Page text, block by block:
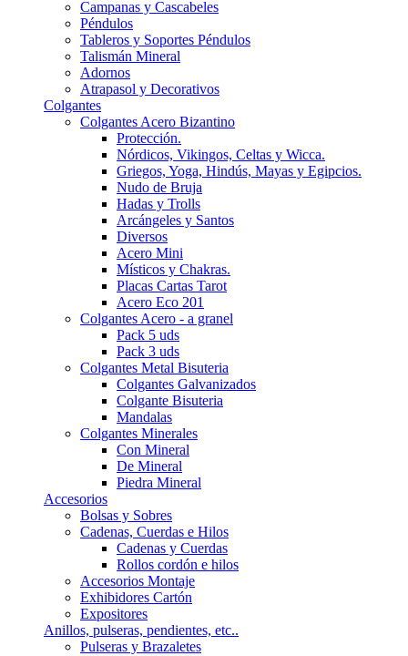
Campanas y Cascabeles
Péndulos
Tableros y Soportes Péndulos
Talismán Mineral
Adornos
Atrapasol y Decorativos
Colgantes
Colgantes Acero Bizantino
Protección.
Nórdicos, Vikingos, Celtas y Wicca.
Griegos, Yoga, Hindús, Mayas y Egipcios.
Nudo de Bruja
Hadas y Trolls
Arcángeles y Santos
Diversos
Acero Mini
Místicos y Chakras.
Placas Cartas Tarot
Acero Eco 201
Colgantes Acero - a granel
Pack 5 uds
Pack 3 uds
Colgantes Metal Bisuteria
Colgantes Galvanizados
Colgante Bisuteria
Mandalas
Colgantes Minerales
Con Mineral
De Mineral
Piedra Mineral
Accesorios
Bolsas y Sobres
Cadenas, Cuerdas e Hilos
Cadenas y Cuerdas
Rollos cordón e hilos
Accesorios Montaje
Exhibidores Cartón
Expositores
Anillos, pulseras, pendientes, etc..
Pulseras y Brazaletes